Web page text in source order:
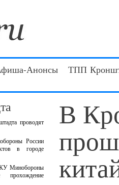
Анонсы ТПП
проводят
России
в городе
Минобороны
прохождение
В